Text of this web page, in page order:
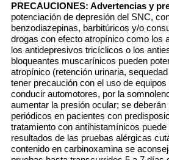
PRECAUCIONES: Advertencias y
potenciación de depresión del SNC,
benzodiazepinas, barbitúricos y/o
drogas con efecto atropínico como los
los antidepresivos tricíclicos o los
bloqueantes muscarínicos pueden
atropínico (retención urinaria,
tener precaución con el uso de
conducir automotores, por la
aumentar la presión ocular; se
periódicos en pacientes con
tratamiento con antihistamínicos puede
resultados de las pruebas alérgicas
contenido en carbinoxamina se